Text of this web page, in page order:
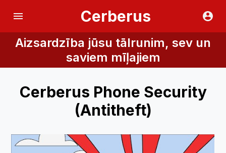
Cerberus
Aizsardzība jūsu tālrunim, sev un
saviem mīļajiem
Cerberus Phone Security
(Antitheft)